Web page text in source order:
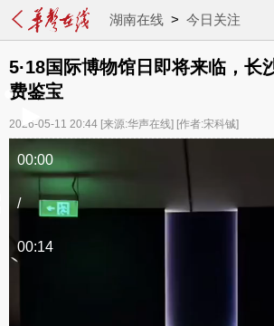
湖南在线> 今日关注
5·18国际博物馆日即将来临，长
费鉴宝
2026-05-11 20:44 [来源:华声在线] [作者:宋科铖]
00:00
/
00:14